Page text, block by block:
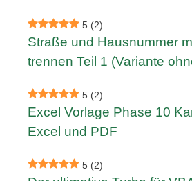
5 (2)
Straße und Hausnummer
trennen Teil 1 (Variante
5 (2)
Excel Vorlage Phase 10
Excel und PDF
5 (2)